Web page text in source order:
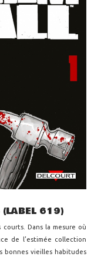
(LABEL 619)
Dans la mesure où
de l’estimée collection
bonnes vieilles habitudes